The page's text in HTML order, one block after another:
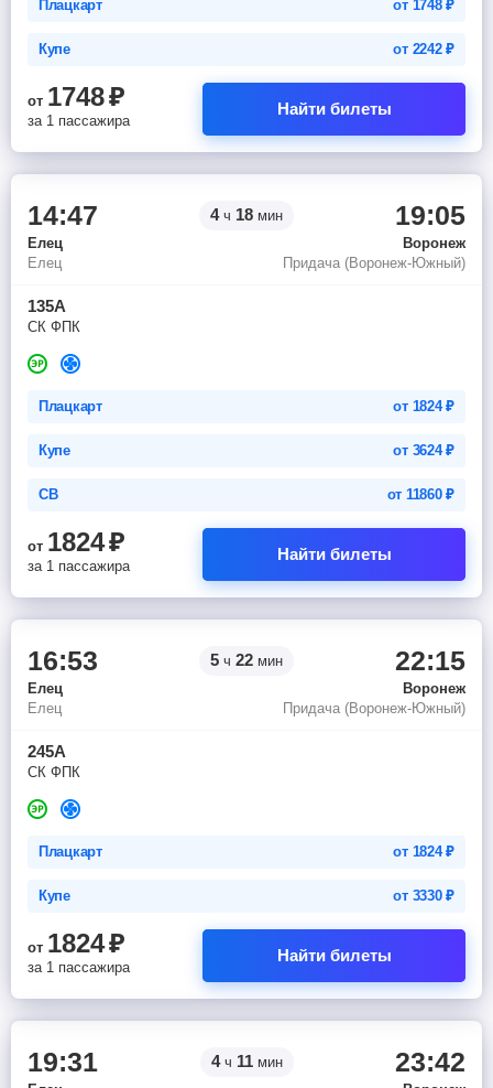
Плацкарт от 1748₽
Купе от 2242₽
от 1748₽
за 1 пассажира
Найти билеты
14:47 4ч 18 мин 19:05
Елец
Воронеж
Елец
Придача (Воронеж-Южный)
135А
СК ФПК
Плацкарт от 1824₽
Купе от 3624₽
СВ от 11860₽
от 1824₽
за 1 пассажира
Найти билеты
16:53 5 ч 22 мин 22:15
Елец
Воронеж
Елец
Придача (Воронеж-Южный)
245А
СК ФПК
Плацкарт от 1824₽
Купе от 3330₽
от 1824₽
за 1 пассажира
Найти билеты
19:31 4ч 11мин 23:42